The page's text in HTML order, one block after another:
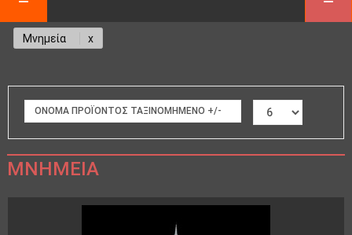
Μνημεία
ΟΝΟΜΑ ΠΡΟΪΌΝΤΟΣ ΤΑΞΙΝΟΜΗΜΈΝΟ +/-
ΜΝΗΜΕΊΑ